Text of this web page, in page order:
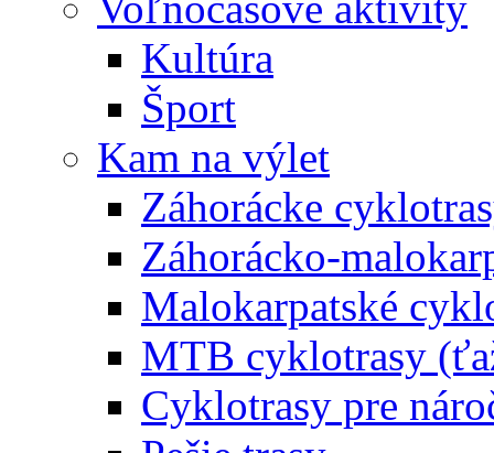
Kultúra
Šport
Kam na výlet
Záhorácke
Záhorácko-
Malokarpatské
MTB cyklotrasy
Cyklotrasy pre